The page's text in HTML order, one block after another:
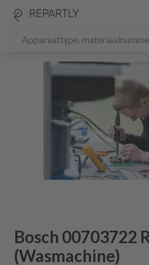
Bosch 00703722
(Wasmachine)